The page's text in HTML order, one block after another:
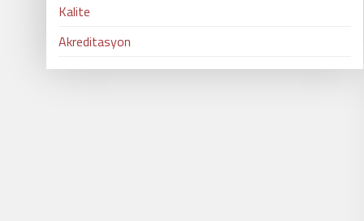
Kalite
Akreditasyon